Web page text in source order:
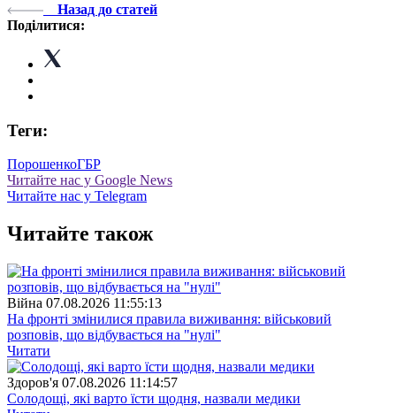
Назад до статей
Поділитися:
Теги:
ПорошенкоГБР
Читайте нас у Google News
Читайте нас у Telegram
Читайте також
Війна 07.08.2026 11:55:13
На фронті змінилися правила виживання: військовий
розповів, що відбувається на "нулі"
Читати
Здоров'я 07.08.2026 11:14:57
Солодощі, які варто їсти щодня, назвали медики